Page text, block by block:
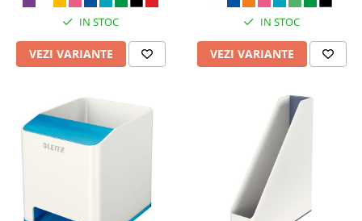
IN STOC
VEZI VARIANTE
IN STOC
VEZI VARIANTE